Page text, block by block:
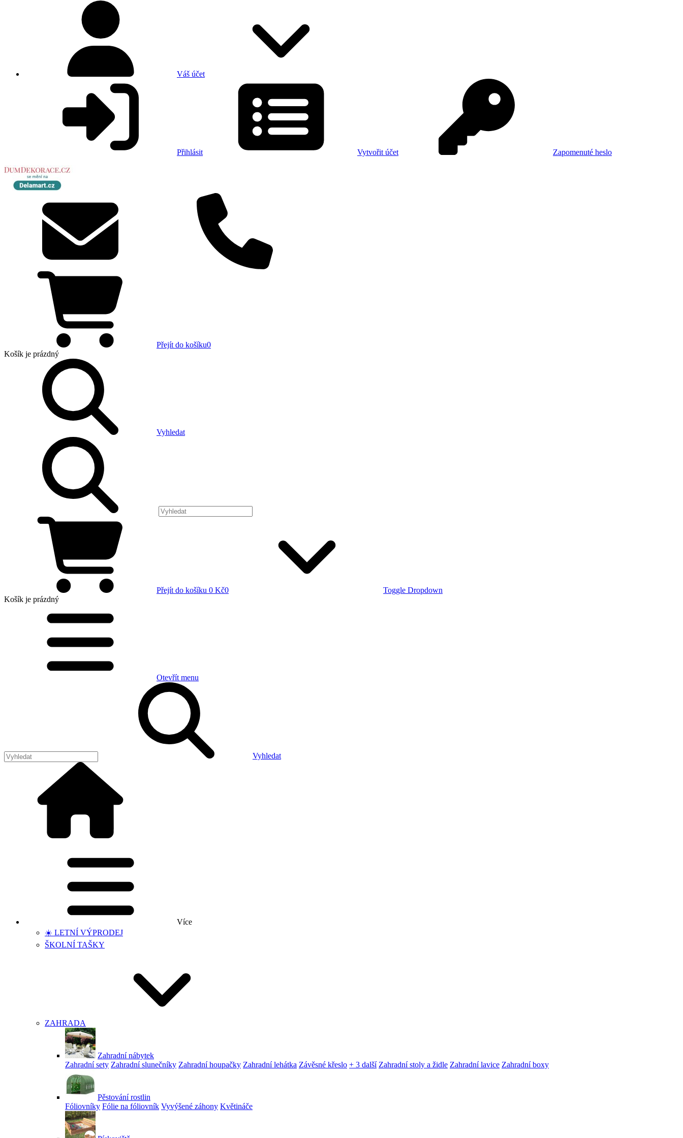
Váš účet
Přihlásit Vytvořit účet Zapomenuté heslo
Přejít do košíku0
Košík je prázdný
Vyhledat
Přejít do košíku 0 Kč0
Toggle Dropdown
Košík je prázdný
Otevřít menu
Vyhledat
Více
☀️ LETNÍ VÝPRODEJ
ŠKOLNÍ TAŠKY
ZAHRADA
Zahradní nábytek
Zahradní sety Zahradní slunečníky Zahradní houpačky Zahradní lehátka Závěsné křeslo + 3 další Zahradní stoly a židle Zahradní lavice Zahradní boxy
Pěstování rostlin
Fóliovníky Fólie na fóliovník Vyvýšené záhony Květináče